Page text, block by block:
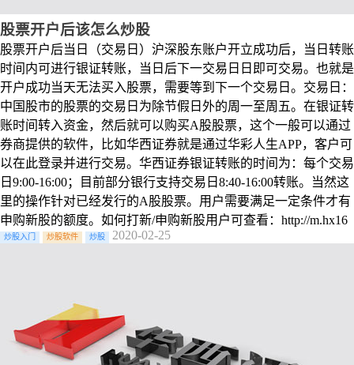
股票开户后该怎么炒股
股票开户后当日（交易日）沪深股东账户开立成功后，当日转账
时间内可进行银证转账，当日后下一交易日日即可交易。也就是
开户成功当天无法买入股票，需要等到下一个交易日。交易日：
中国股市的股票的交易日为除节假日外的周一至周五。在银证转
账时间转入资金，然后就可以购买A股股票，这个一般可以通过
券商提供的软件，比如华西证券就是通过华彩人生APP，客户可
以在此登录并进行交易。华西证券银证转账的时间为：每个交易
日9:00-16:00；目前部分银行支持交易日8:40-16:00转账。当然这
里的操作针对已经发行的A股股票。用户需要满足一定条件才有
申购新股的额度。如何打新/申购新股用户可查看：http://m.hx16
炒股入门 炒股软件 炒股 2020-02-25